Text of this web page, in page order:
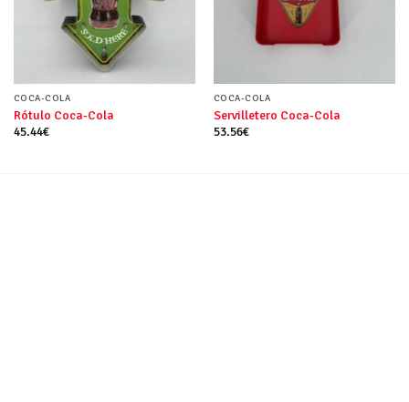
COCA-COLA
Rótulo Coca-Cola
45.44€
COCA-COLA
Servilletero Coca-Cola
53.56€